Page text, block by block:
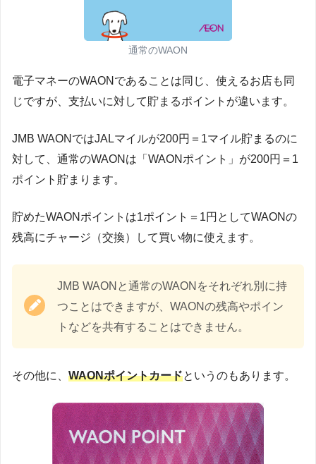
通常のWAON
電子マネーのWAONであることは同じ、使えるお店も同
じですが、支払いに対して貯まるポイントが違います。
JMB WAONではJALマイルが200円＝1マイル貯まるのに
対して、通常のWAONは「WAONポイント」が200円＝1
ポイント貯まります。
貯めたWAONポイントは1ポイント＝1円としてWAONの
残高にチャージ（交換）して買い物に使えます。
JMB WAONと通常のWAONをそれぞれ別に持
つことはできますが、WAONの残高やポイン
トなどを共有することはできません。
その他に、 WAONポイントカードというのもあります。